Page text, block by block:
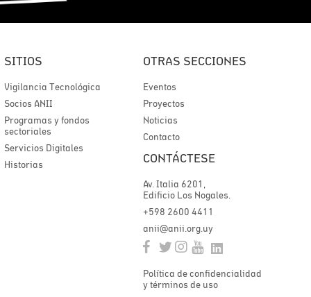
SITIOS
Vigilancia Tecnológica
Socios ANII
Programas y fondos
sectoriales
Servicios Digitales
Historias
OTRAS SECCIONES
Eventos
Proyectos
Noticias
Contacto
CONTÁCTESE
Av. Italia 6201,
Edificio Los Nogales.
+598 2600 4411
anii@anii.org.uy
Política de confidencialidad
y términos de uso